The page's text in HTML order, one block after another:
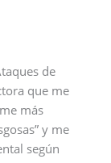
de
que me
más
y me
según